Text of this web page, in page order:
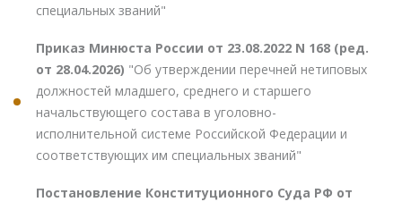
специальных званий"
Приказ Минюста России от 23.08.2022 N 168 (ред.
от 28.04.2026) "Об утверждении перечней нетиповых
должностей младшего, среднего и старшего
начальствующего состава в уголовно-
исполнительной системе Российской Федерации и
соответствующих им специальных званий"
Постановление Конституционного Суда РФ от